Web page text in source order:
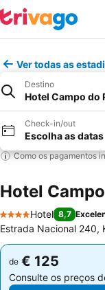
Ver todas as
Destino
Hotel Campo do
Check-in/out
Escolha as datas
Como os pagamentos
Hotel
4 Estrelas
Hotel 8,7
Estrada Nacional 240,
de € 125
Consulte os preços
de € 125
Consulte os preços